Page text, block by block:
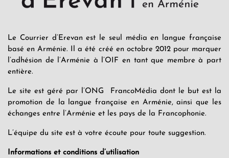
Le Courrier d’Erevan est le seul média en langue française
basé en Arménie. Il a été créé en octobre 2012 pour marquer
l’adhésion de l’Arménie à l’OIF en tant que membre à part
entière.
Le site est géré par l’ONG FrancoMédia dont le but est la
promotion de la langue française en Arménie, ainsi que les
échanges entre l’Arménie et les pays de la Francophonie.
L’équipe du site est à votre écoute pour toute suggestion.
Informations et conditions d’utilisation